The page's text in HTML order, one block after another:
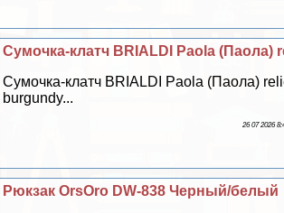
Сумочка-клатч BRIALDI Paola (Паола)
Сумочка-клатч BRIALDI Paola (Паола)
burgundy...
26 07 2026
Рюкзак OrsOro DW-838 Черный/белый